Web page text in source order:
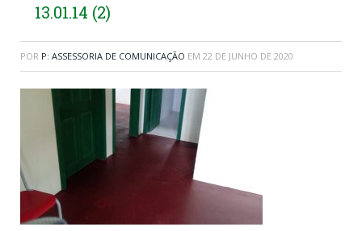
13.01.14 (2)
POR P: ASSESSORIA DE COMUNICAÇÃO EM 22 DE JUNHO DE 2020